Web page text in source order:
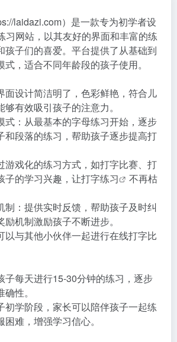
laidazi.com）是一款专为初学者设
习网站，以其友好的界面和丰富的练
孩子们的喜爱。平台提供了从基础到
，适合不同年龄段的孩子使用。
面设计简洁明了，色彩鲜艳，符合儿
有效吸引孩子的注意力。
式：从最基本的字母练习开始，逐步
和段落的练习，帮助孩子逐步提高打
游戏化的练习方式，如打字比赛、打
子的学习兴趣，让打字练习
不再枯
制：提供实时反馈，帮助孩子及时纠
机制激励孩子不断进步。
以与其他小伙伴一起进行在线打字比
子每天进行15-30分钟的练习，逐步
性。
初学阶段，家长可以陪伴孩子一起练
难，增强学习信心。